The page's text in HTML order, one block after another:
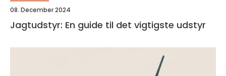
08. December 2024
Jagtudstyr: En guide til det vigtigste udstyr